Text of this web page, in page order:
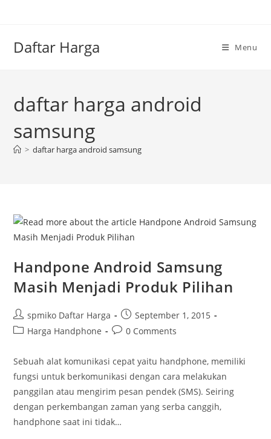
Daftar Harga Menu
daftar harga android
samsung
> daftar harga android samsung
Handpone Android Samsung
Masih Menjadi Produk Pilihan
Post
author:
spmiko Daftar Harga
Post
published:
September 1, 2015
PostHarga Handphone
Post0 Comments
Sebuah alat komunikasi cepat yaitu handphone, memiliki
fungsi untuk berkomunikasi dengan cara melakukan
panggilan atau mengirim pesan pendek (SMS). Seiring
dengan perkembangan zaman yang serba canggih,
handphone saat ini tidak…